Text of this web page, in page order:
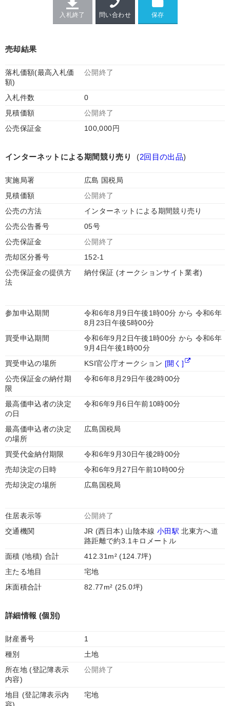
入札終了 問い合わせ
売却結果
落札価額(最高入札価
額)
公開終了
入札件数
0
見積価額
公開終了
公売保証金
100,000円
インターネットによる期間競り売り (2回目の出品)
実施局署
広島 国税局
見積価額
公開終了
公売の方法
インターネットによる期間競り売り
公売公告番号
05号
公売保証金
公開終了
売却区分番号
152-1
公売保証金の提供方
法
納付保証 (オークションサイト業者)
参加申込期間
令和6年8月9日午後1時00分 から 令和6年
8月23日午後5時00分
買受申込期間
令和6年9月2日午後1時00分 から 令和6年
9月4日午後1時00分
買受申込の場所
KSI官公庁オークション [開く]
公売保証金の納付期
限
令和6年8月29日午後2時00分
最高価申込者の決定
の日
令和6年9月6日午前10時00分
最高価申込者の決定
の場所
広島国税局
買受代金納付期限
令和6年9月30日午後2時00分
売却決定の日時
令和6年9月27日午前10時00分
売却決定の場所
広島国税局
住居表示等
公開終了
交通機関
JR (西日本) 山陰本線 小田駅 北東方へ道
路距離で約3.1キロメートル
面積 (地積) 合計
412.31m² (124.7坪)
主たる地目
宅地
床面積合計
82.77m² (25.0坪)
詳細情報 (個別)
財産番号
1
種別
土地
所在地 (登記簿表示
内容)
公開終了
地目 (登記簿表示内
宅地